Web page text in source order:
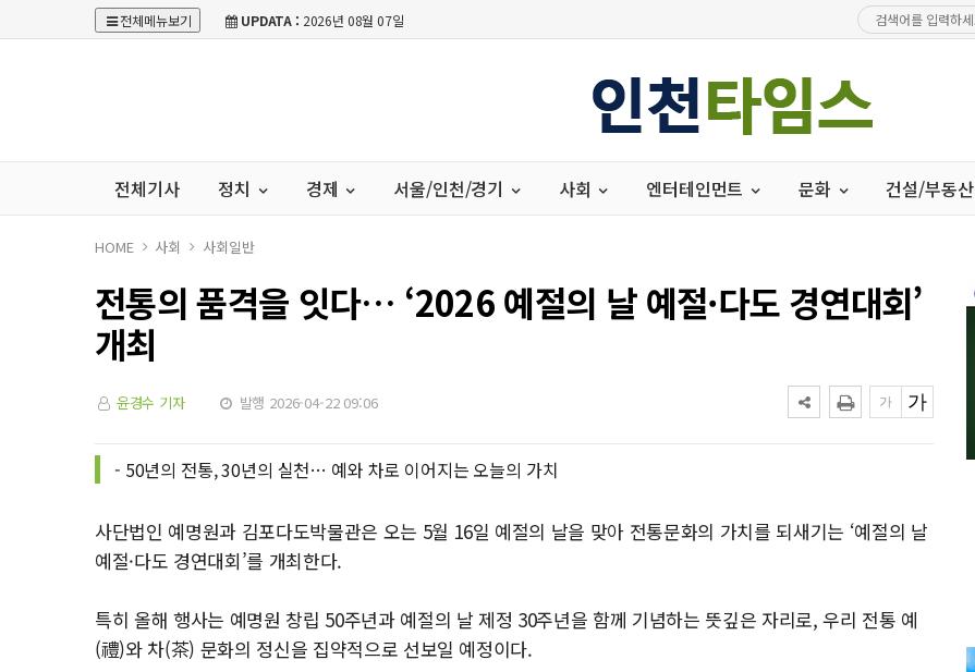
전체메뉴보기 UPDATA : 2026년 08월 07일
전체기사 정치 경제 서울/인천/경기 사회 엔터테인먼트 문화 건설/부동산
HOME 사회 사회일반
전통의 품격을 잇다… ‘2026 예절의 날 예절·다도 경연대회’
개최
윤경수 기자 발행 2026-04-22 09:06
- 50년의 전통, 30년의 실천… 예와 차로 이어지는 오늘의 가치
사단법인 예명원과 김포다도박물관은 오는 5월 16일 예절의 날을 맞아 전통문화의 가치를 되새기는 ‘예절의 날
예절·다도 경연대회’를 개최한다.
특히 올해 행사는 예명원 창립 50주년과 예절의 날 제정 30주년을 함께 기념하는 뜻깊은 자리로, 우리 전통 예
(禮)와 차(茶) 문화의 정신을 집약적으로 선보일 예정이다.